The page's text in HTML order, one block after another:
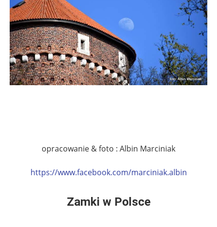
opracowanie & foto : Albin Marciniak
https://www.facebook.com/marciniak.albin
Zamki w Polsce